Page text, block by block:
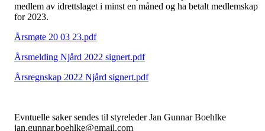
medlem av idrettslaget i minst en måned og ha betalt medlemskap
for 2023.
Årsmøte 20 03 23.pdf
Årsmelding Njård 2022 signert.pdf
Årsregnskap 2022 Njård signert.pdf
Evntuelle saker sendes til styreleder Jan Gunnar Boehlke
jan.gunnar.boehlke@gmail.com